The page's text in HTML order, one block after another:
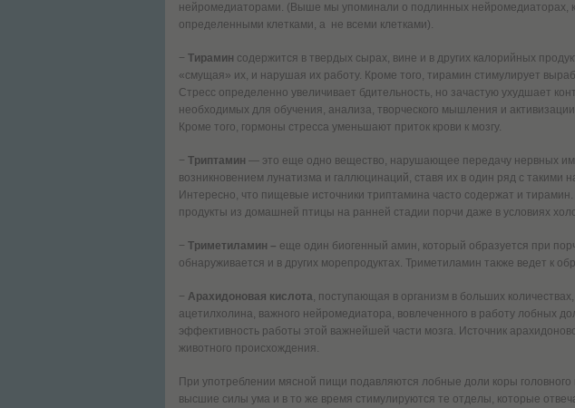
нейромедиаторами. (Выше мы упоминали о подлинных нейромедиаторах,
определенными клетками, а не всеми клетками).
− Тирамин содержится в твердых сырах, вине и в других калорийных
«смущая» их, и нарушая их работу. Кроме того, тирамин стимулирует
Стресс определенно увеличивает бдительность, но зачастую ухудшает
необходимых для обучения, анализа, творческого мышления и
Кроме того, гормоны стресса уменьшают приток крови к мозгу.
− Триптамин — это еще одно вещество, нарушающее передачу нервных
возникновением лунатизма и галлюцинаций, ставя их в один ряд с такими
Интересно, что пищевые источники триптамина часто содержат и
продукты из домашней птицы на ранней стадии порчи даже в условиях
− Триметиламин – еще один биогенный амин, который образуется при
обнаруживается и в других морепродуктах. Триметиламин также ведет к
− Арахидоновая кислота, поступающая в организм в больших
ацетилхолина, важного нейромедиатора, вовлеченного в работу лобных
эффективность работы этой важнейшей части мозга. Источник
животного происхождения.
При употреблении мясной пищи подавляются лобные доли коры головного
высшие силы ума и в то же время стимулируются те отделы, которые